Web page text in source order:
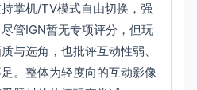
掌机/TV模式自由切换，强
管IGN暂无专项评分，但玩
与选角，也批评互动性弱、
。整体为轻度向的互动影像